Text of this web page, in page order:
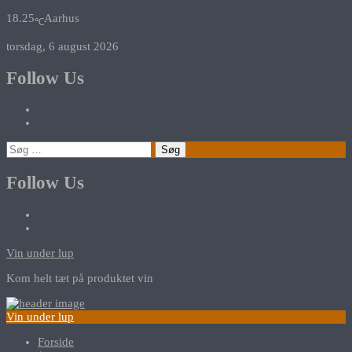
18.25℃Aarhus
torsdag, 6 august 2026
Follow Us
Søg
efter:
Follow Us
Vin under lup
Kom helt tæt på produktet vin
Vin under lup
Forside